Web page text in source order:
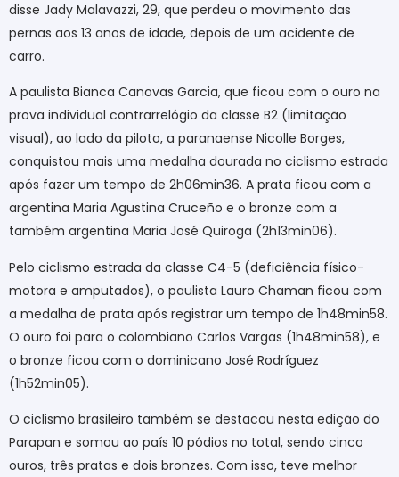
disse Jady Malavazzi, 29, que perdeu o movimento das
pernas aos 13 anos de idade, depois de um acidente de
carro.
A paulista Bianca Canovas Garcia, que ficou com o ouro na
prova individual contrarrelógio da classe B2 (limitação
visual), ao lado da piloto, a paranaense Nicolle Borges,
conquistou mais uma medalha dourada no ciclismo estrada
após fazer um tempo de 2h06min36. A prata ficou com a
argentina Maria Agustina Cruceño e o bronze com a
também argentina Maria José Quiroga (2h13min06).
Pelo ciclismo estrada da classe C4-5 (deficiência físico-
motora e amputados), o paulista Lauro Chaman ficou com
a medalha de prata após registrar um tempo de 1h48min58.
O ouro foi para o colombiano Carlos Vargas (1h48min58), e
o bronze ficou com o dominicano José Rodríguez
(1h52min05).
O ciclismo brasileiro também se destacou nesta edição do
Parapan e somou ao país 10 pódios no total, sendo cinco
ouros, três pratas e dois bronzes. Com isso, teve melhor